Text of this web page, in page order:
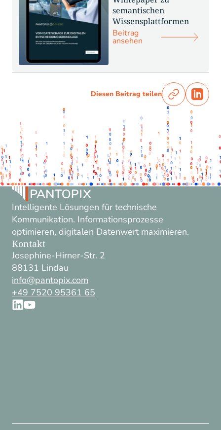
semantischen
Wissensplattformen
Beitrag
ansehen
Diesen Beitrag teilen
Intelligente Lösungen für technische
Kommunikation. Informationsprozesse
optimieren, digitalen Datenwert maximieren.
Kontakt
Josephine-Hirner-Str. 2
88131 Lindau
info@pantopix.com
+49 7520 95361 65